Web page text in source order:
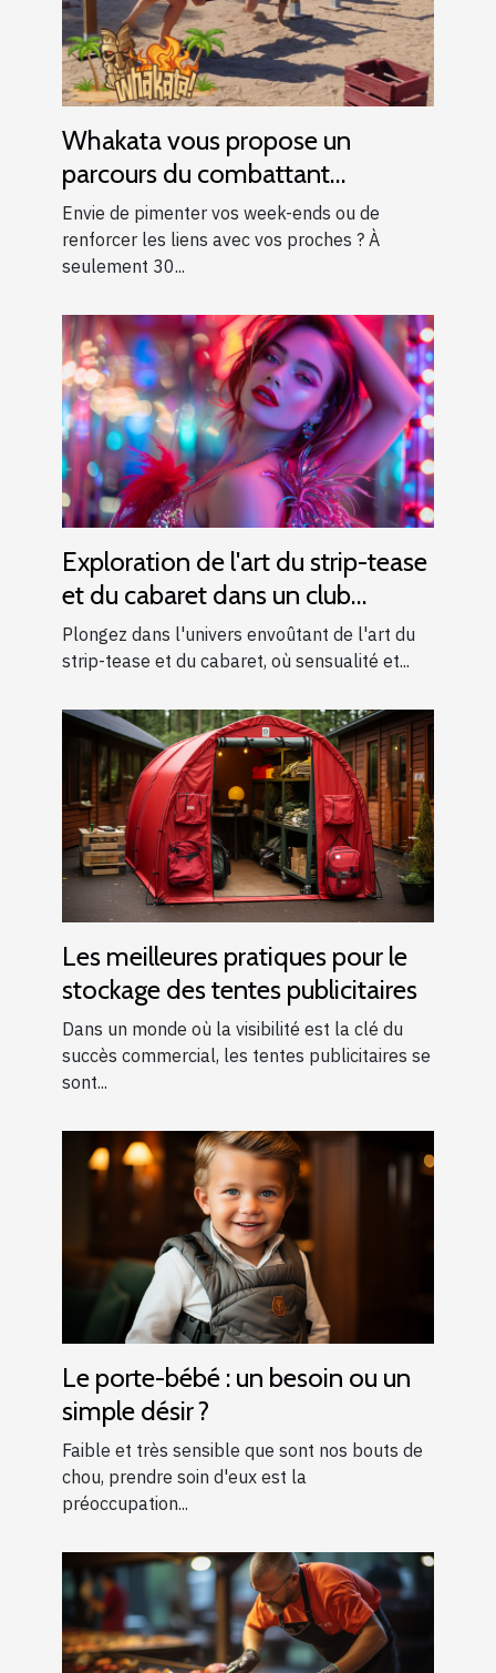
Whakata vous propose un
parcours du combattant
d’exception près d’Aix-en-
Provence !
Envie de pimenter vos week-ends ou de
renforcer les liens avec vos proches ? À
seulement 30...
Exploration de l'art du strip-tease
et du cabaret dans un club
moderne
Plongez dans l'univers envoûtant de l'art du
strip-tease et du cabaret, où sensualité et...
Les meilleures pratiques pour le
stockage des tentes publicitaires
Dans un monde où la visibilité est la clé du
succès commercial, les tentes publicitaires se
sont...
Le porte-bébé : un besoin ou un
simple désir ?
Faible et très sensible que sont nos bouts de
chou, prendre soin d'eux est la
préoccupation...